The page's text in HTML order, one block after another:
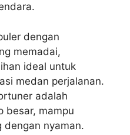
dengan
memadai,
ideal untuk
medan perjalanan.
adalah
besar, mampu
dengan nyaman.